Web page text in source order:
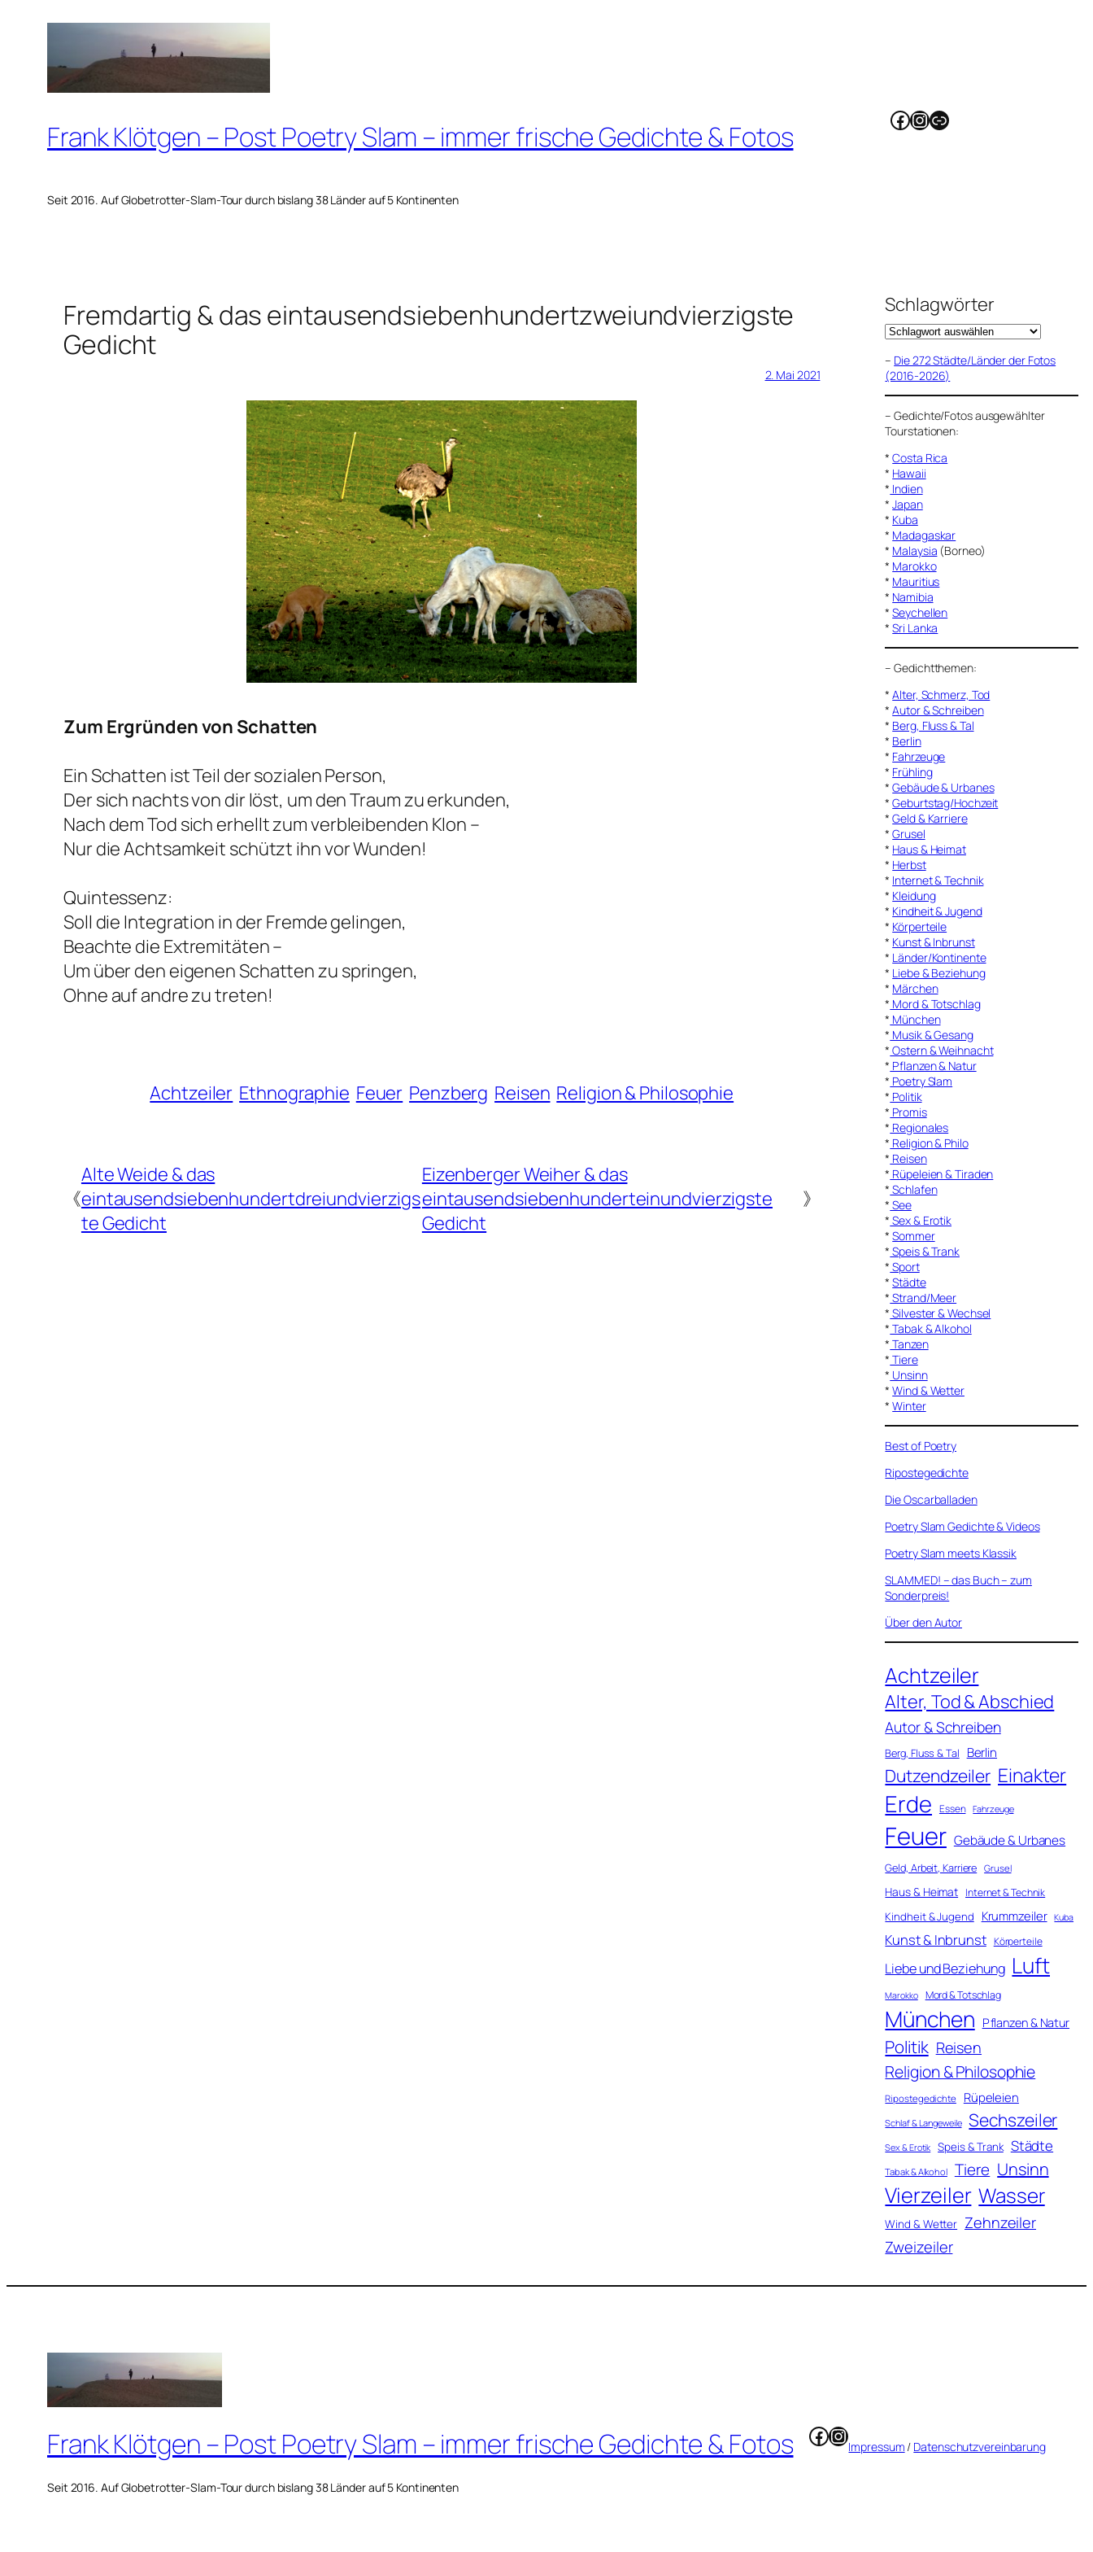
springen
Frank Klötgen – Post Poetry Slam – immer frische Gedichte & Fotos
Seit 2016. Auf Globetrotter-Slam-Tour durch bislang 38 Länder auf 5 Kontinenten
Facebook
Instagram
Link
Fremdartig & das eintausendsiebenhundertzweiundvierzigste
Gedicht
2. Mai 2021
Zum Ergründen von Schatten
Ein Schatten ist Teil der sozialen Person,
Der sich nachts von dir löst, um den Traum zu erkunden,
Nach dem Tod sich erhellt zum verbleibenden Klon –
Nur die Achtsamkeit schützt ihn vor Wunden!
Quintessenz:
Soll die Integration in der Fremde gelingen,
Beachte die Extremitäten –
Um über den eigenen Schatten zu springen,
Ohne auf andre zu treten!
Achtzeiler Ethnographie Feuer Penzberg Reisen Religion & Philosophie
《
Alte Weide & das
eintausendsiebenhundertdreiundvierzigs
te Gedicht
Eizenberger Weiher & das
eintausendsiebenhunderteinundvierzigste
Gedicht
》
Schlagwörter
– Die 272 Städte/Länder der Fotos
(2016-2026)
–Gedichte/Fotos ausgewählter
Tourstationen:
*Costa Rica
* Hawaii
* Indien
*Japan
* Kuba
* Madagaskar
* Malaysia (Borneo)
* Marokko
* Mauritius
* Namibia
*Seychellen
*Sri Lanka
–Gedichtthemen:
*Alter, Schmerz, Tod
*Autor & Schreiben
* Berg, Fluss & Tal
* Berlin
* Fahrzeuge
* Frühling
*Gebäude & Urbanes
*Geburtstag/Hochzeit
*Geld & Karriere
*Grusel
* Haus & Heimat
* Herbst
* Internet & Technik
* Kleidung
* Kindheit & Jugend
* Körperteile
* Kunst & Inbrunst
* Länder/Kontinente
* Liebe & Beziehung
* Märchen
* Mord & Totschlag
* München
* Musik & Gesang
* Ostern & Weihnacht
* Pflanzen & Natur
* Poetry Slam
* Politik
* Promis
* Regionales
* Religion & Philo
* Reisen
* Rüpeleien & Tiraden
* Schlafen
* See
* Sex & Erotik
*Sommer
* Speis & Trank
* Sport
*Städte
* Strand/Meer
* Silvester & Wechsel
* Tabak & Alkohol
* Tanzen
* Tiere
* Unsinn
*Wind & Wetter
*Winter
Best of Poetry
Ripostegedichte
Die Oscarballaden
Poetry Slam Gedichte & Videos
Poetry Slam meets Klassik
SLAMMED! – das Buch – zum
Sonderpreis!
Über den Autor
Achtzeiler
Alter, Tod & Abschied
Autor & Schreiben
Berg, Fluss & Tal Berlin
Dutzendzeiler Einakter
Erde Essen Fahrzeuge
Feuer Gebäude & Urbanes
Geld, Arbeit, Karriere Grusel
Haus & Heimat Internet & Technik
Kindheit & Jugend Krummzeiler Kuba
Kunst & Inbrunst Körperteile
Liebe und Beziehung Luft
Marokko Mord & Totschlag
München Pflanzen & Natur
Politik Reisen
Religion & Philosophie
Ripostegedichte Rüpeleien
Schlaf & Langeweile Sechszeiler
Sex & Erotik Speis & Trank Städte
Tabak & Alkohol Tiere Unsinn
Vierzeiler Wasser
Wind & Wetter Zehnzeiler
Zweizeiler
Frank Klötgen – Post Poetry Slam – immer frische Gedichte & Fotos
Seit 2016. Auf Globetrotter-Slam-Tour durch bislang 38 Länder auf 5 Kontinenten
Facebook
Instagram
Impressum / Datenschutzvereinbarung